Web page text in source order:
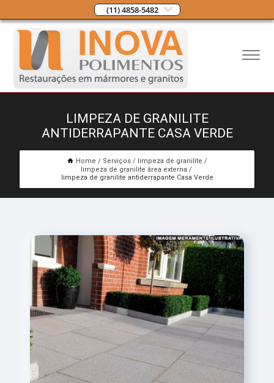
(11) 4858-5482
LIMPEZA DE GRANILITE
ANTIDERRAPANTE CASA VERDE
Home Serviços
limpeza de granilite
limpeza de granilite área externa
limpeza de granilite antiderrapante Casa Verde